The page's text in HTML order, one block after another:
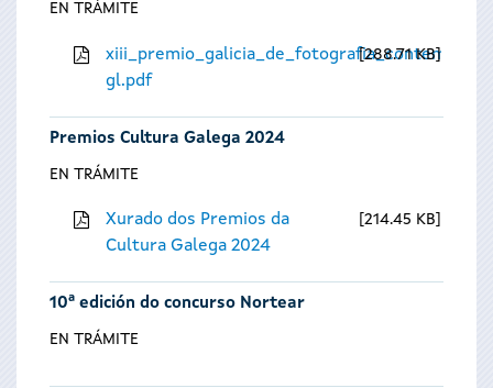
EN TRÁMITE
gl.pdf
288.71 KB
Premios Cultura Galega 2024
EN TRÁMITE
Xurado dos Premios da
Cultura Galega 2024
214.45 KB
10ª edición do concurso Nortear
EN TRÁMITE